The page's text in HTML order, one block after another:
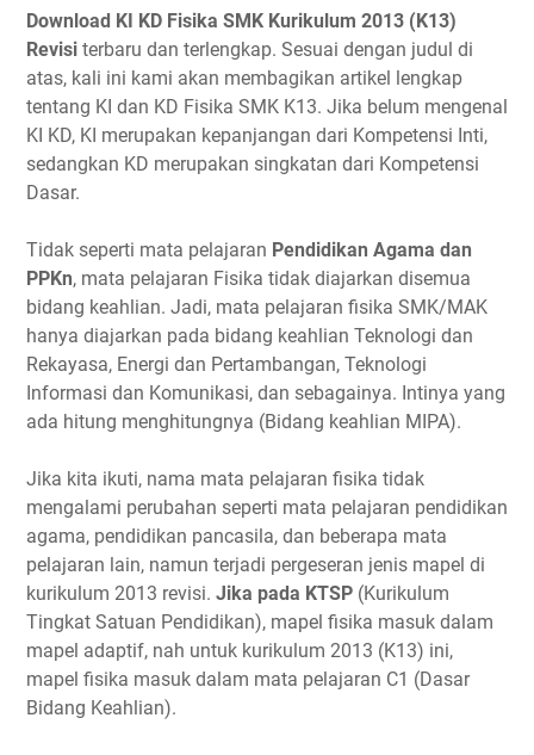
Download KI KD Fisika SMK Kurikulum 2013 (K13)
Revisi terbaru dan terlengkap. Sesuai dengan judul di
atas, kali ini kami akan membagikan artikel lengkap
tentang KI dan KD Fisika SMK K13. Jika belum mengenal
KI KD, KI merupakan kepanjangan dari Kompetensi Inti,
sedangkan KD merupakan singkatan dari Kompetensi
Dasar.
Tidak seperti mata pelajaran Pendidikan Agama dan
PPKn, mata pelajaran Fisika tidak diajarkan disemua
bidang keahlian. Jadi, mata pelajaran fisika SMK/MAK
hanya diajarkan pada bidang keahlian Teknologi dan
Rekayasa, Energi dan Pertambangan, Teknologi
Informasi dan Komunikasi, dan sebagainya. Intinya yang
ada hitung menghitungnya (Bidang keahlian MIPA).
Jika kita ikuti, nama mata pelajaran fisika tidak
mengalami perubahan seperti mata pelajaran pendidikan
agama, pendidikan pancasila, dan beberapa mata
pelajaran lain, namun terjadi pergeseran jenis mapel di
kurikulum 2013 revisi. Jika pada KTSP (Kurikulum
Tingkat Satuan Pendidikan), mapel fisika masuk dalam
mapel adaptif, nah untuk kurikulum 2013 (K13) ini,
mapel fisika masuk dalam mata pelajaran C1 (Dasar
Bidang Keahlian).